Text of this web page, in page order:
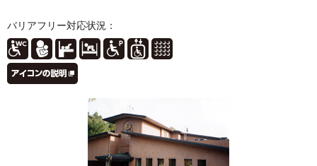
バリアフリー対応状況：